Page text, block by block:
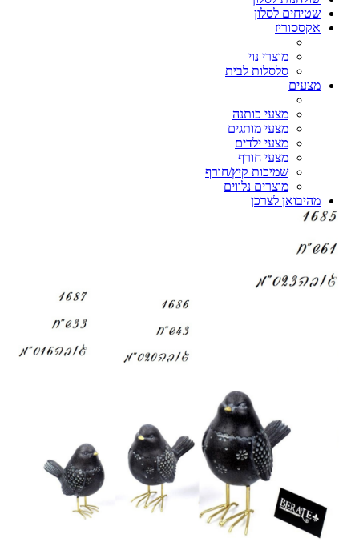
שטיחים לסלון
אקססוריז
מוצרי נוי
סלסלות לבית
מצעים
מצעי כותנה
מצעי מותגים
מצעי ילדים
מצעי חורף
שמיכות קיץ/חורף
מוצרים נלווים
מהיבואן לצרכן